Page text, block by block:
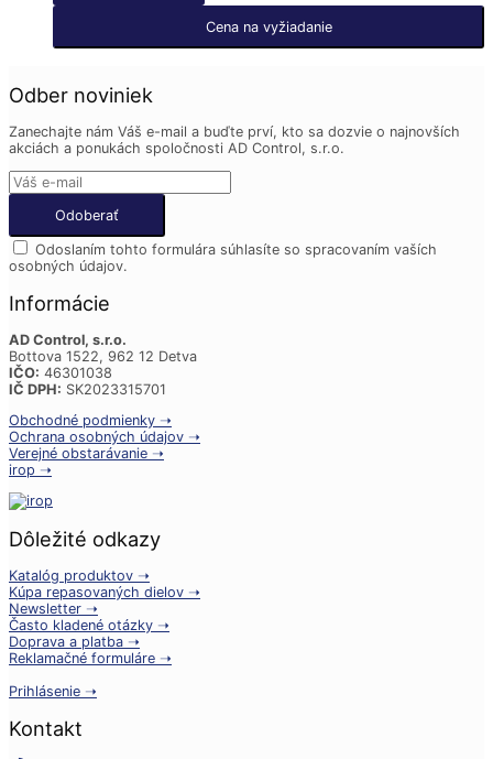
Cena na vyžiadanie
Odber noviniek
Zanechajte nám Váš e-mail a buďte prví, kto sa dozvie o najnovších
akciách a ponukách spoločnosti AD Control, s.r.o.
Odoslaním tohto formulára súhlasíte so spracovaním vaších
osobných údajov.
Informácie
AD Control, s.r.o.
Bottova 1522, 962 12 Detva
IČO: 46301038
IČ DPH: SK2023315701
Obchodné podmienky ➝
Ochrana osobných údajov ➝
Verejné obstarávanie ➝
irop ➝
Dôležité odkazy
Katalóg produktov ➝
Kúpa repasovaných dielov ➝
Newsletter ➝
Často kladené otázky ➝
Doprava a platba ➝
Reklamačné formuláre ➝
Prihlásenie ➝
Kontakt